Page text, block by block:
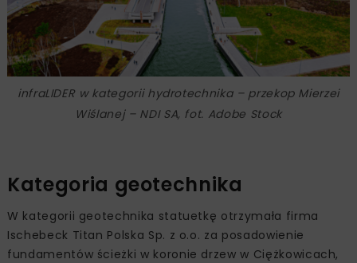
infraLIDER w kategorii hydrotechnika – przekop Mierzei
Wiślanej – NDI SA, fot. Adobe Stock
Kategoria geotechnika
W kategorii geotechnika statuetkę otrzymała firma
Ischebeck Titan Polska Sp. z o.o. za posadowienie
fundamentów ścieżki w koronie drzew w Ciężkowicach,